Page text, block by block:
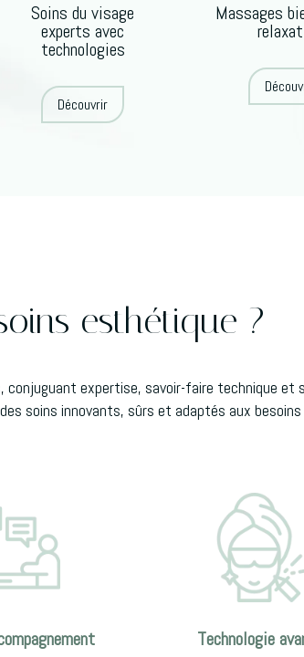
Soins du visage
experts avec
technologies
Découvrir
Massages
esthétique ?
expertise, savoir-faire technique et
soins innovants, sûrs et adaptés aux besoins
Technologie